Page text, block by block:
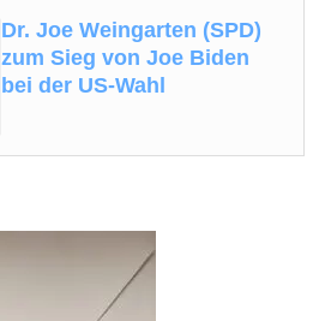
Dr. Joe Weingarten (SPD)
zum Sieg von Joe Biden
bei der US-Wahl